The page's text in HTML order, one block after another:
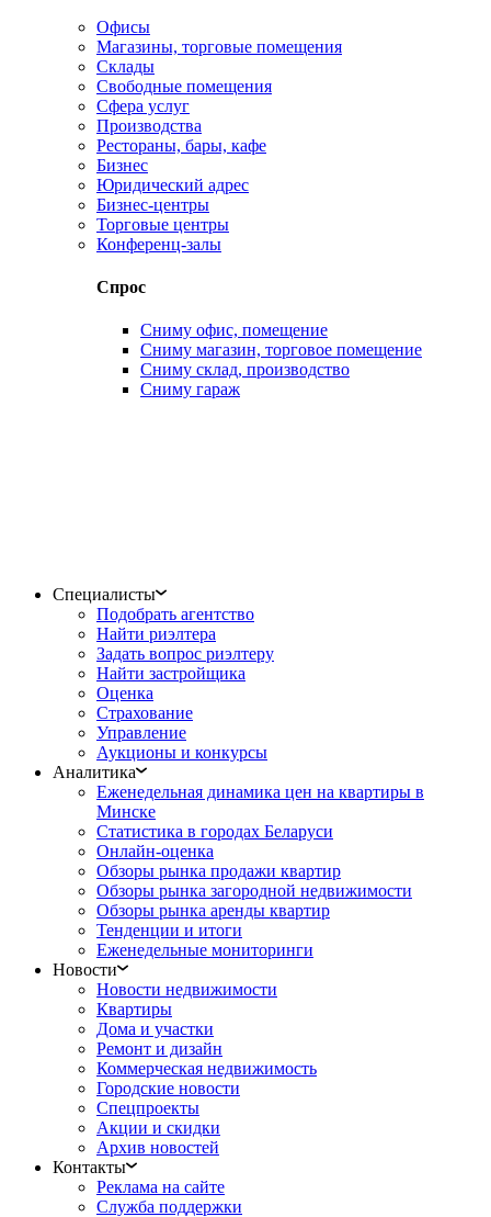
Офисы
Магазины, торговые помещения
Склады
Свободные помещения
Сфера услуг
Производства
Рестораны, бары, кафе
Бизнес
Юридический адрес
Бизнес-центры
Торговые центры
Конференц-залы
Спрос
Сниму офис, помещение
Сниму магазин, торговое помещение
Сниму склад, производство
Сниму гараж
Специалисты
Подобрать агентство
Найти риэлтера
Задать вопрос риэлтеру
Найти застройщика
Оценка
Страхование
Управление
Аукционы и конкурсы
Аналитика
Еженедельная динамика цен на квартиры в
Минске
Статистика в городах Беларуси
Онлайн-оценка
Обзоры рынка продажи квартир
Обзоры рынка загородной недвижимости
Обзоры рынка аренды квартир
Тенденции и итоги
Еженедельные мониторинги
Новости
Новости недвижимости
Квартиры
Дома и участки
Ремонт и дизайн
Коммерческая недвижимость
Городские новости
Спецпроекты
Акции и скидки
Архив новостей
Контакты
Реклама на сайте
Служба поддержки